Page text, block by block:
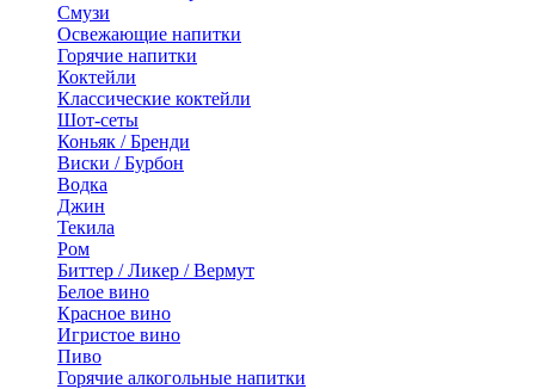
Смузи
Освежающие напитки
Горячие напитки
Коктейли
Классические коктейли
Шот-сеты
Коньяк / Бренди
Виски / Бурбон
Водка
Джин
Текила
Ром
Биттер / Ликер / Вермут
Белое вино
Красное вино
Игристое вино
Пиво
Горячие алкогольные напитки